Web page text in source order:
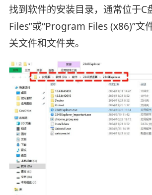
找到软件的安装目录，通常位于
Files”或“Program Files (x86)”文
关文件和文件夹。